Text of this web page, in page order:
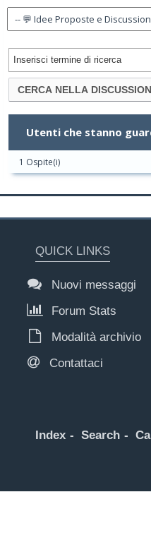
Utenti che stanno
1 Ospite(i)
QUICK LINKS
Nuovi messaggi
Forum Stats
Modalità archivio
Contattaci
Index Search